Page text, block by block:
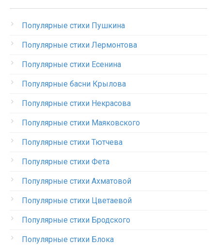
Популярные стихи Пушкина
Популярные стихи Лермонтова
Популярные стихи Есенина
Популярные басни Крылова
Популярные стихи Некрасова
Популярные стихи Маяковского
Популярные стихи Тютчева
Популярные стихи Фета
Популярные стихи Ахматовой
Популярные стихи Цветаевой
Популярные стихи Бродского
Популярные стихи Блока